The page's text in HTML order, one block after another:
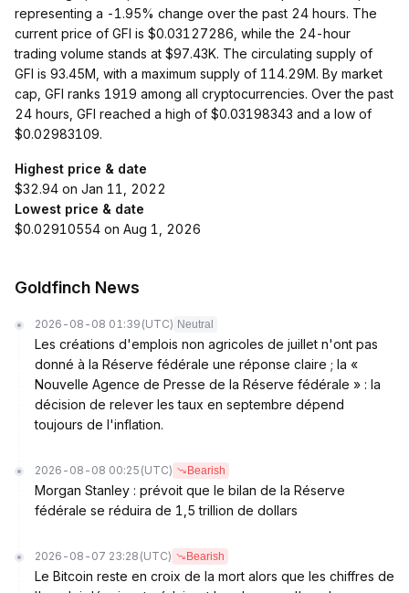
representing a -1.95% change over the past 24 hours. The
current price of GFI is $0.03127286, while the 24-hour
trading volume stands at $97.43K. The circulating supply of
GFI is 93.45M, with a maximum supply of 114.29M. By market
cap, GFI ranks 1919 among all cryptocurrencies. Over the past
24 hours, GFI reached a high of $0.03198343 and a low of
$0.02983109.
Highest price & date
$32.94 on Jan 11, 2022
Lowest price & date
$0.02910554 on Aug 1, 2026
Goldfinch News
2026-08-08 01:39 (UTC) Neutral
Les créations d'emplois non agricoles de juillet n'ont pas
donné à la Réserve fédérale une réponse claire ; la «
Nouvelle Agence de Presse de la Réserve fédérale » : la
décision de relever les taux en septembre dépend
toujours de l'inflation.
2026-08-08 00:25 (UTC) Bearish
Morgan Stanley : prévoit que le bilan de la Réserve
fédérale se réduira de 1,5 trillion de dollars
2026-08-07 23:28 (UTC) Bearish
Le Bitcoin reste en croix de la mort alors que les chiffres de